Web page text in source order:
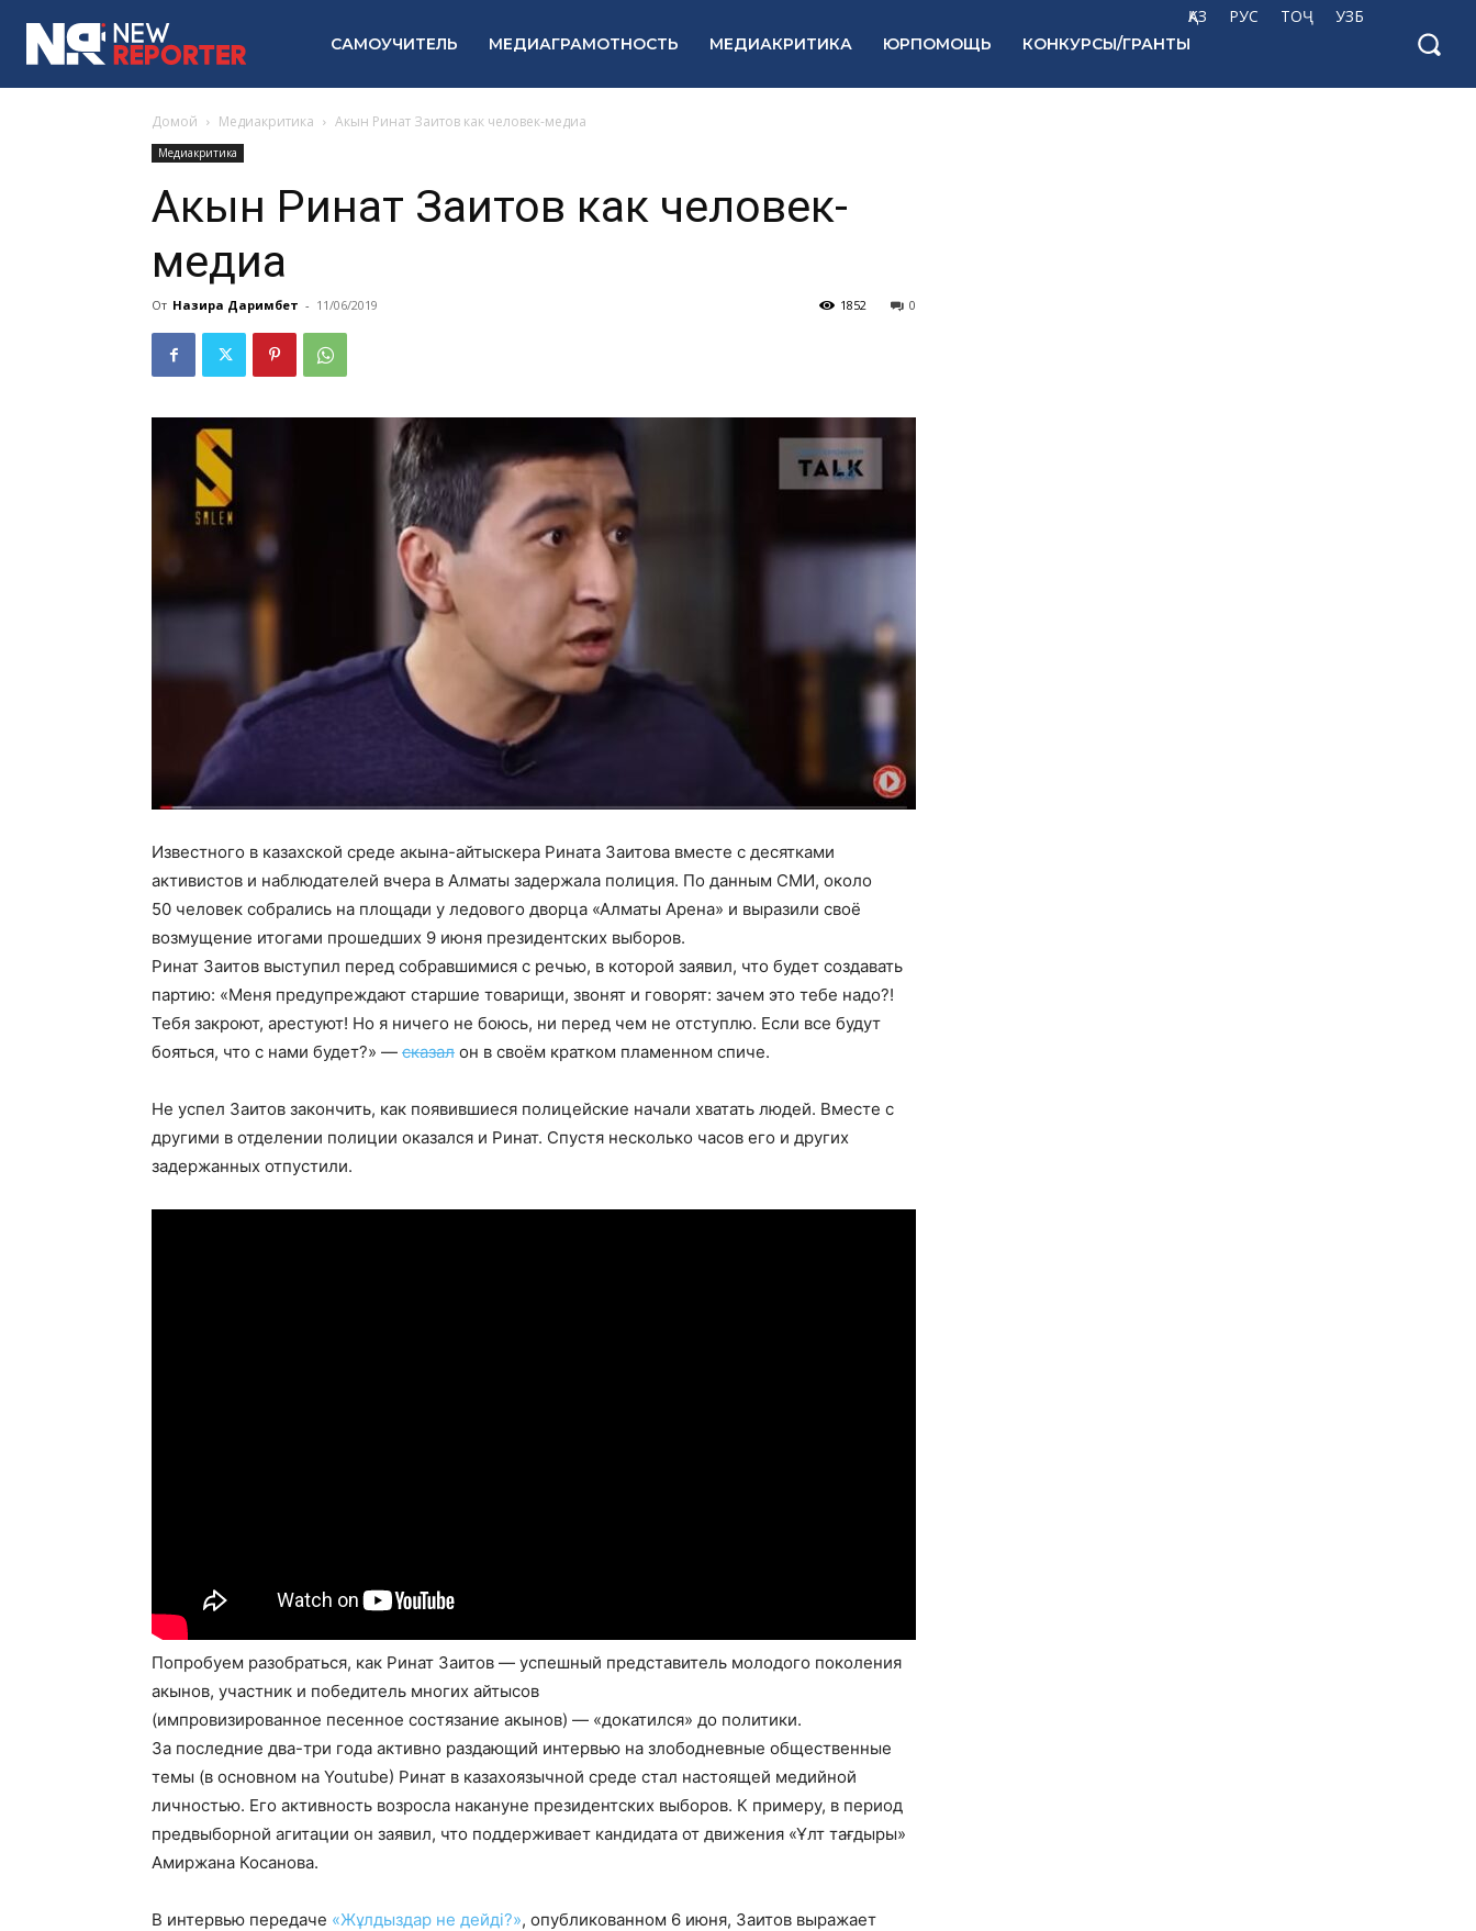
ҚАЗ РУС ТОҶ УЗБ
САМОУЧИТЕЛЬ МЕДИАГРАМОТНОСТЬ МЕДИАКРИТИКА ЮРПОМОЩЬ КОНКУРСЫ/ГРАНТЫ
Домой Медиакритика Акын Ринат Заитов как человек-медиа
Медиакритика
Акын Ринат Заитов как человек-
медиа
От Назира Даримбет - 11/06/2019 0
1852
Известного в казахской среде акына-айтыскера Рината Заитова вместе с десятками
активистов и наблюдателей вчера в Алматы задержала полиция. По данным СМИ, около
50 человек собрались на площади у ледового дворца «Алматы Арена» и выразили своё
возмущение итогами прошедших 9 июня президентских выборов.
Ринат Заитов выступил перед собравшимися с речью, в которой заявил, что будет создавать
партию: «Меня предупреждают старшие товарищи, звонят и говорят: зачем это тебе надо?!
Тебя закроют, арестуют! Но я ничего не боюсь, ни перед чем не отступлю. Если все будут
бояться, что с нами будет?» — сказал он в своём кратком пламенном спиче.
Не успел Заитов закончить, как появившиеся полицейские начали хватать людей. Вместе с
другими в отделении полиции оказался и Ринат. Спустя несколько часов его и других
задержанных отпустили.
Попробуем разобраться, как Ринат Заитов — успешный представитель молодого поколения
акынов, участник и победитель многих айтысов
(импровизированное песенное состязание акынов) — «докатился» до политики.
За последние два-три года активно раздающий интервью на злободневные общественные
темы (в основном на Youtube) Ринат в казахоязычной среде стал настоящей медийной
личностью. Его активность возросла накануне президентских выборов. К примеру, в период
предвыборной агитации он заявил, что поддерживает кандидата от движения «Ұлт тағдыры»
Амиржана Косанова.
В интервью передаче «Жұлдыздар не дейді?», опубликованном 6 июня, Заитов выражает